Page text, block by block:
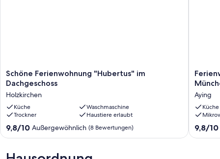
Schöne
Ferienwohnung
"Hubertus"
im
Dachgeschoss
Holzkirchen
Schöne Ferienwohnung "Hubertus" im
Dachgeschoss
Holzkirchen
Küche
Waschmaschine
Trockner
Haustiere erlaubt
9.8
von
Außergewöhnlich,
9,8/10 Außergewöhnlich (8 Bewertungen)
auf
Dorf
und
den
Aying
Küche
9.8
von
9,8/10